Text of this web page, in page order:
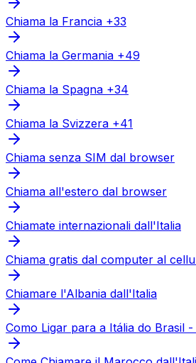
Chiama la Francia +33
Chiama la Germania +49
Chiama la Spagna +34
Chiama la Svizzera +41
Chiama senza SIM dal browser
Chiama all'estero dal browser
Chiamate internazionali dall'Italia
Chiama gratis dal computer al
Chiamare l'Albania dall'Italia
Como Ligar para a Itália do Brasil -